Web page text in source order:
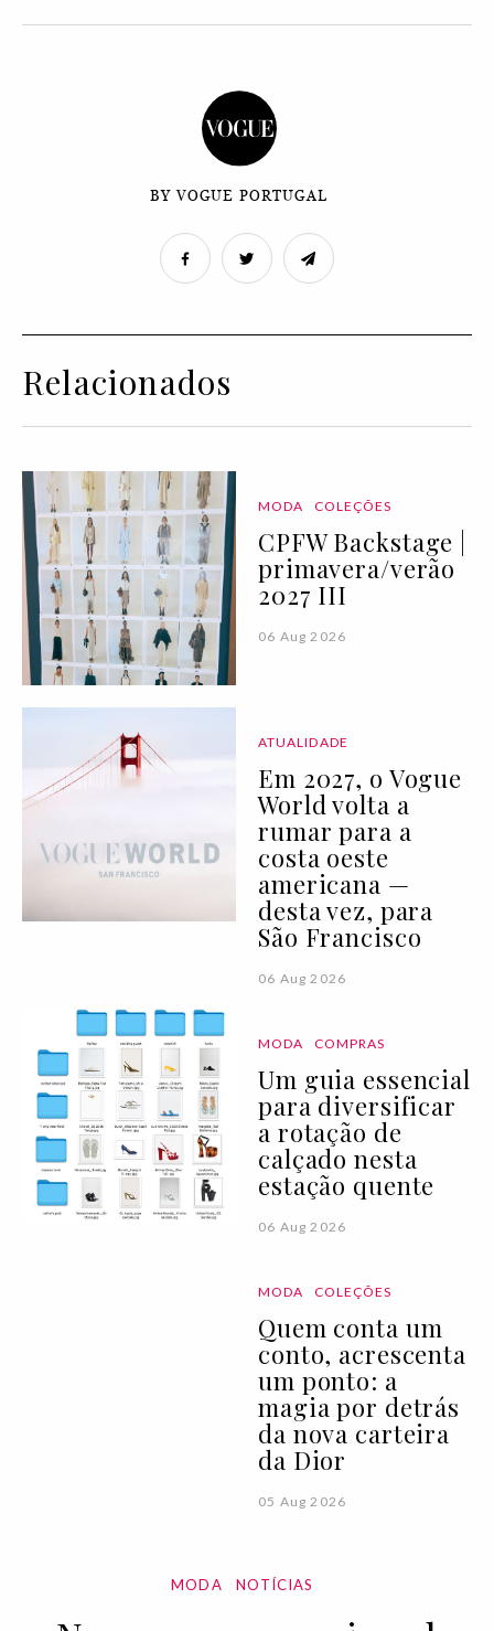
BY VOGUE PORTUGAL
Relacionados
MODA COLEÇÕES
CPFW Backstage |
primavera/verão
2027 III
06 Aug 2026
ATUALIDADE
Em 2027, o Vogue
World volta a
rumar para a
costa oeste
americana —
desta vez, para
São Francisco
06 Aug 2026
MODA COMPRAS
Um guia essencial
para diversificar
a rotação de
calçado nesta
estação quente
06 Aug 2026
MODA COLEÇÕES
Quem conta um
conto, acrescenta
um ponto: a
magia por detrás
da nova carteira
da Dior
05 Aug 2026
MODA NOTÍCIAS